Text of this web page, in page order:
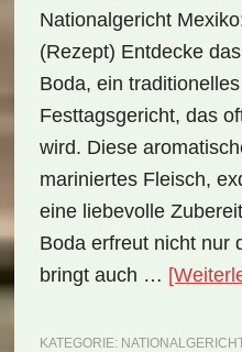
Nationalgericht
(Rezept) Entdecke
Boda, ein
Festtagsgericht, das
wird. Diese
mariniertes Fleisch,
eine liebevolle
Boda erfreut nicht nur
bringt auch …
KATEGORIE: